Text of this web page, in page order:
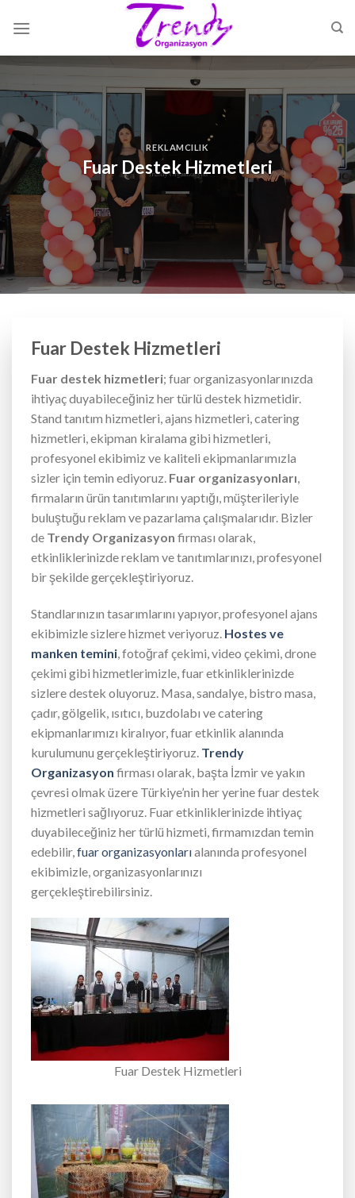
REKLAMCILIK
Fuar Destek Hizmetleri
Fuar Destek Hizmetleri
Fuar destek hizmetleri; fuar organizasyonlarınızda
ihtiyaç duyabileceğiniz her türlü destek hizmetidir.
Stand tanıtım hizmetleri, ajans hizmetleri, catering
hizmetleri, ekipman kiralama gibi hizmetleri,
profesyonel ekibimiz ve kaliteli ekipmanlarımızla
sizler için temin ediyoruz. Fuar organizasyonları,
firmaların ürün tanıtımlarını yaptığı, müşterileriyle
buluştuğu reklam ve pazarlama çalışmalarıdır. Bizler
de Trendy Organizasyon firması olarak,
etkinliklerinizde reklam ve tanıtımlarınızı, profesyonel
bir şekilde gerçekleştiriyoruz.
Standlarınızın tasarımlarını yapıyor, profesyonel ajans
ekibimizle sizlere hizmet veriyoruz. Hostes ve
manken temini, fotoğraf çekimi, video çekimi, drone
çekimi gibi hizmetlerimizle, fuar etkinliklerinizde
sizlere destek oluyoruz. Masa, sandalye, bistro masa,
çadır, gölgelik, ısıtıcı, buzdolabı ve catering
ekipmanlarımızı kiralıyor, fuar etkinlik alanında
kurulumunu gerçekleştiriyoruz. Trendy
Organizasyon firması olarak, başta İzmir ve yakın
çevresi olmak üzere Türkiye’nin her yerine fuar destek
hizmetleri sağlıyoruz. Fuar etkinliklerinizde ihtiyaç
duyabileceğiniz her türlü hizmeti, firmamızdan temin
edebilir,fuar organizasyonlarıalanında profesyonel
ekibimizle, organizasyonlarınızı
gerçekleştirebilirsiniz.
Fuar Destek Hizmetleri